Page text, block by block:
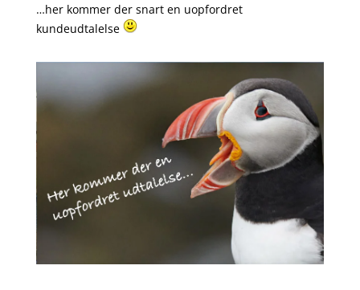
…her kommer der snart en uopfordret
kundeudtalelse